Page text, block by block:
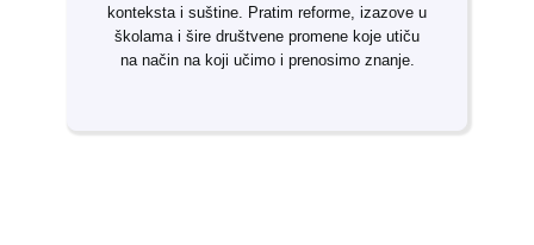
konteksta i suštine. Pratim reforme, izazove u
školama i šire društvene promene koje utiču
na način na koji učimo i prenosimo znanje.